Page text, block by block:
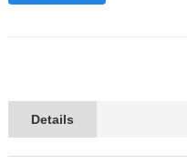
Details